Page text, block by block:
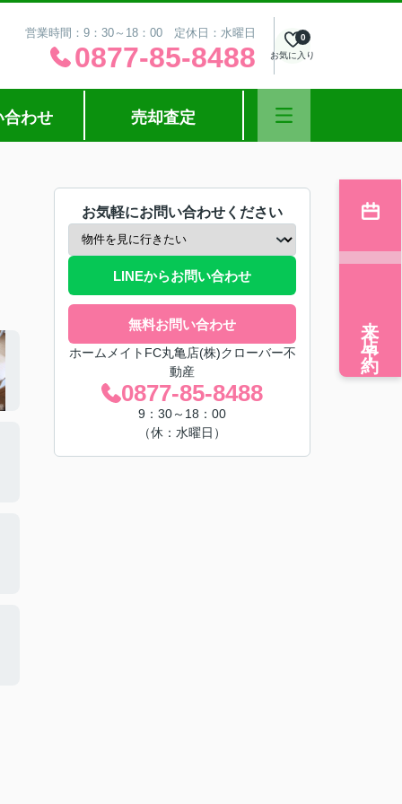
営業時間：9：30～18：00 定休日：水曜日
0877-85-8488 お気に入り
0
合わせ 売却査定
お気軽にお問い合わせください
LINEからお問い合わせ
無料お問い合わせ
ホームメイトFC丸亀店(株)クローバー不
動産
0877-85-8488
9：30～18：00
（休：水曜日）
来店予約